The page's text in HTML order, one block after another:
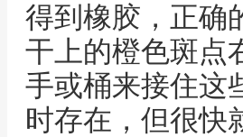
得到橡胶，正确
干上的橙色斑点
手或桶来接住这
时存在，但很快